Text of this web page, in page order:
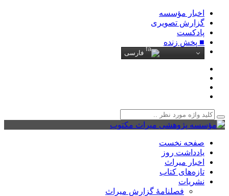
اخبار مؤسسه
گزارش تصویری
پادکست‌
■ پخش زنده
فارسی
صفحه نخست
یادداشت روز
اخبار میراث
تازه‌های کتاب
نشریات
فصلنامۀ گزارش میراث